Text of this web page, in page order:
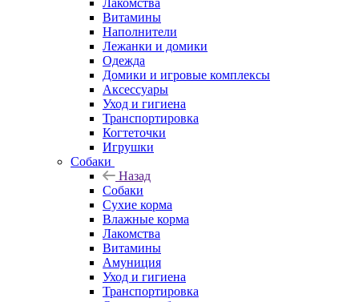
Лакомства
Витамины
Наполнители
Лежанки и домики
Одежда
Домики и игровые комплексы
Аксессуары
Уход и гигиена
Транспортировка
Когтеточки
Игрушки
Собаки
Назад
Собаки
Сухие корма
Влажные корма
Лакомства
Витамины
Амуниция
Уход и гигиена
Транспортировка